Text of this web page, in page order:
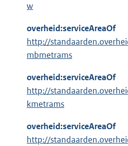
w
overheid:serviceAreaOf
http://
mbmetrams
overheid:serviceAreaOf
http://
kmetrams
overheid:serviceAreaOf
http://